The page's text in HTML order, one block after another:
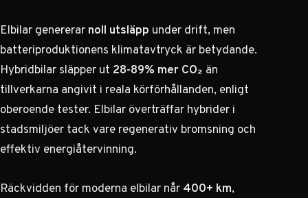
Elbilar genererarnoll utsläpp under drift, men
batteriproduktionens klimatavtryck är betydande.
Hybridbilar släpper ut 28-89% mer CO₂ än
tillverkarna angivit i reala körförhållanden, enligt
oberoende tester. Elbilar överträffar hybrider i
stadsmiljöer tack vare regenerativ bromsning och
effektiv energiåtervinning.
Räckvidden för moderna elbilar når400+ km,